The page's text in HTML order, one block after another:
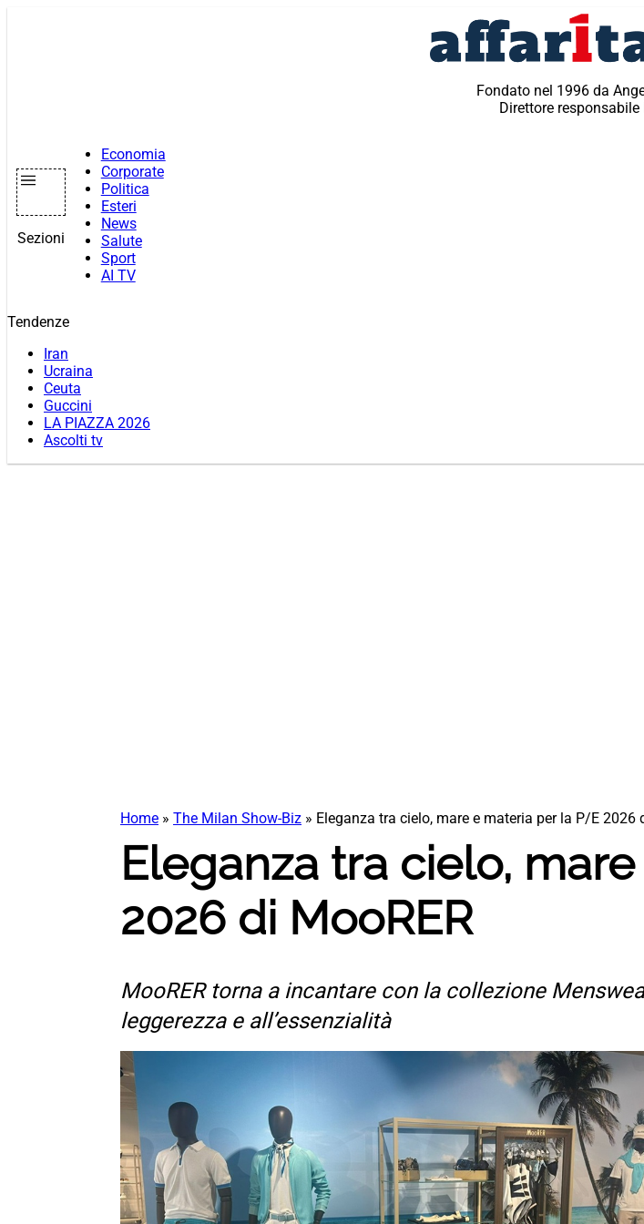
Fondato nel 1996 da
Direttore
Sezioni
Economia
Corporate
Politica
Esteri
News
Salute
Sport
AI TV
Tendenze
Iran
Ucraina
Ceuta
Guccini
LA PIAZZA 2026
Ascolti tv
Home » The Milan Show-Biz » Eleganza tra cielo, mare e materia per la P/E 2026
Eleganza tra cielo,
2026 di MooRER
MooRER torna a incantare con la collezione
leggerezza e all’essenzialità